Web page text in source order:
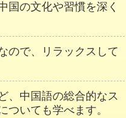
国の文化や習慣を深く
ので、リラックスして
、中国語の総合的なス
ついても学べます。